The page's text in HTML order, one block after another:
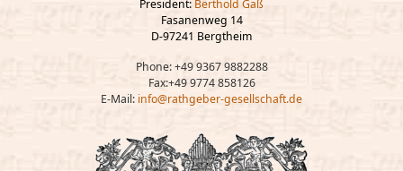
President: Berthold Gaß
Fasanenweg 14
D-97241 Bergtheim
Phone: +49 9367 9882288
Fax:+49 9774 858126
E-Mail: info@rathgeber-gesellschaft.de